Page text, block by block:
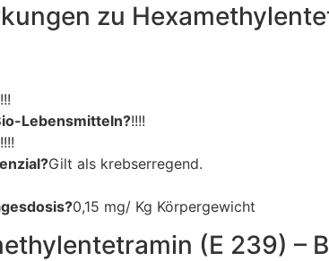
zu
Lebensmitteln?!!!!
!!!!
Gilt als krebserregend.
0,15 mg/ Kg Körpergewicht
(E 239) –